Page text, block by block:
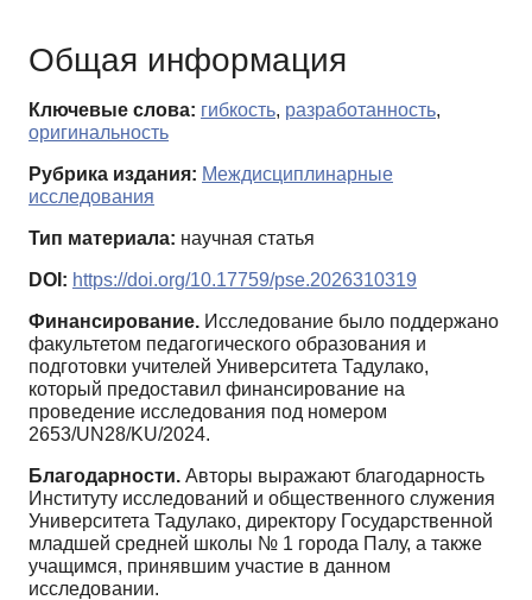
Общая информация
Ключевые слова: гибкость, разработанность,
оригинальность
Рубрика издания: Междисциплинарные
исследования
Тип материала: научная статья
DOI: https://doi.org/10.17759/pse.2026310319
Финансирование. Исследование было поддержано
факультетом педагогического образования и
подготовки учителей Университета Тадулако,
который предоставил финансирование на
проведение исследования под номером
2653/UN28/KU/2024.
Благодарности. Авторы выражают благодарность
Институту исследований и общественного служения
Университета Тадулако, директору Государственной
младшей средней школы № 1 города Палу, а также
учащимся, принявшим участие в данном
исследовании.